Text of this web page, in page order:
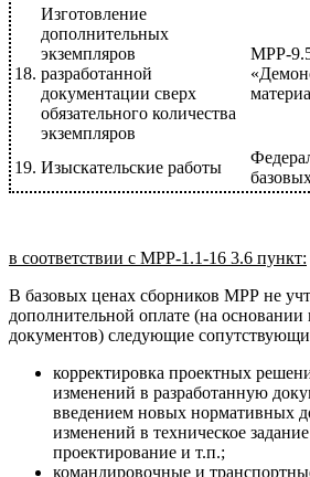
18.
Изготовление
дополнительных
экземпляров
разработанной
документации сверх
обязательного количества
экземпляров
МРР-
19. Изыскательские работы
в соответствии с МРР-1.1-16 3.6 пункт:
В базовых ценах сборников МРР не
дополнительной оплате (на
документов) следующие
корректировка проектных
изменений в разработанную
введением новых нормативных
изменений в техническое
проектирование и т.п.;
командировочные и